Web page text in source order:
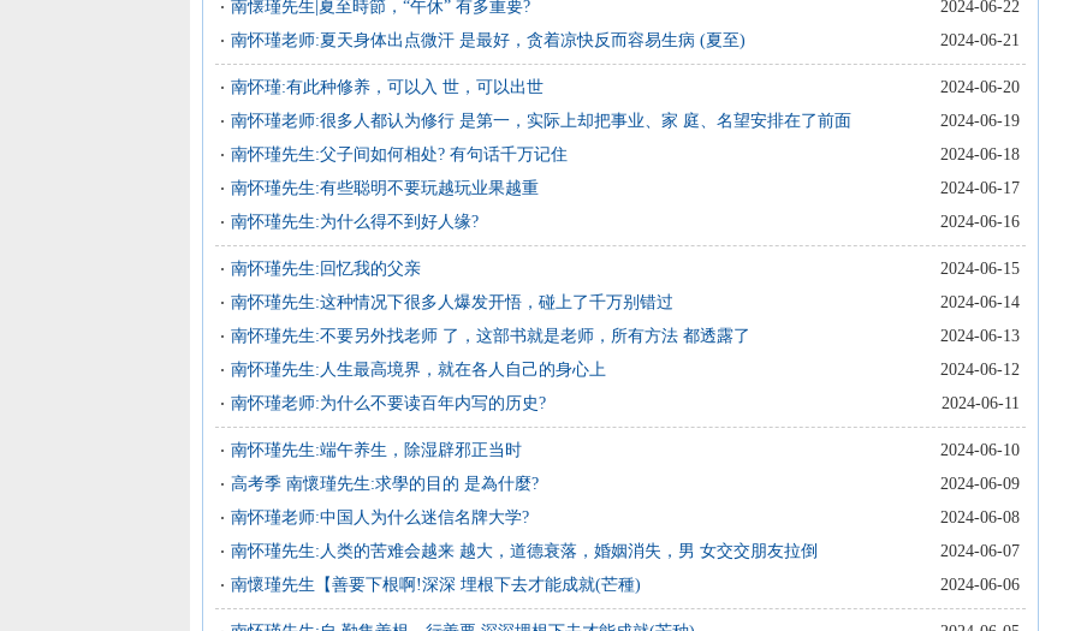
南懐瑾先生|夏至時節，“午休” 有多重要?
2024-06-22
南怀瑾老师:夏天身体出点微汗 是最好，贪着凉快反而容易生病 (夏至)
2024-06-21
南怀瑾:有此种修养，可以入 世，可以出世
2024-06-20
南怀瑾老师:很多人都认为修行 是第一，实际上却把事业、家 庭、名望安排在了前面
2024-06-19
南怀瑾先生:父子间如何相处? 有句话千万记住
2024-06-18
南怀瑾先生:有些聪明不要玩越玩业果越重
2024-06-17
南怀瑾先生:为什么得不到好人缘?
2024-06-16
南怀瑾先生:回忆我的父亲
2024-06-15
南怀瑾先生:这种情况下很多人爆发开悟，碰上了千万别错过
2024-06-14
南怀瑾先生:不要另外找老师 了，这部书就是老师，所有方法 都透露了
2024-06-13
南怀瑾先生:人生最高境界，就在各人自己的身心上
2024-06-12
南怀瑾老师:为什么不要读百年内写的历史?
2024-06-11
南怀瑾先生:端午养生，除湿辟邪正当时
2024-06-10
高考季 南懷瑾先生:求學的目的 是為什麼?
2024-06-09
南怀瑾老师:中国人为什么迷信名牌大学?
2024-06-08
南怀瑾先生:人类的苦难会越来 越大，道德衰落，婚姻消失，男 女交交朋友拉倒
2024-06-07
南懷瑾先生【善要下根啊!深深 埋根下去才能成就(芒種)
2024-06-06